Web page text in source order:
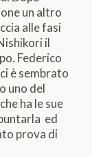
un altro
alle fasi
il
Federico
è sembrato
uno del
ha le sue
ed
prova di